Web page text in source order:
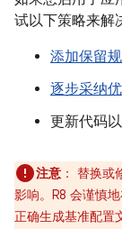
试以下策略来解
添加保留
逐步采纳
更新代码以
注意 ： 替换或
影响。R8 会谨慎地
正确生成基准配置